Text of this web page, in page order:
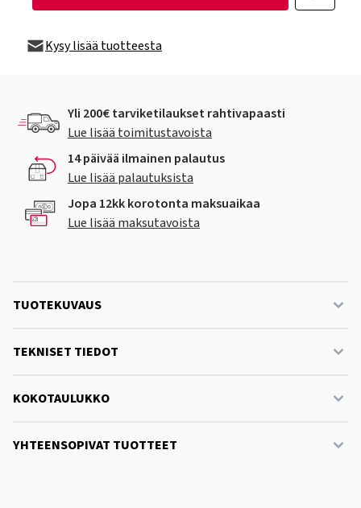
Kysy lisää tuotteesta
Yli 200€ tarviketilaukset rahtivapaasti
Lue lisää toimitustavoista
14 päivää ilmainen palautus
Lue lisää palautuksista
Jopa 12kk korotonta maksuaikaa
Lue lisää maksutavoista
TUOTEKUVAUS
TEKNISET TIEDOT
KOKOTAULUKKO
YHTEENSOPIVAT TUOTTEET